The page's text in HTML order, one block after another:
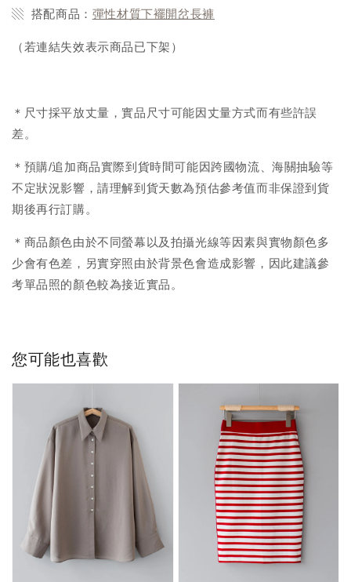
▧ 搭配商品： 彈性材質下襬開岔長褲
（若連結失效表示商品已下架）
＊尺寸採平放丈量，實品尺寸可能因丈量方式而有些許誤
差。
＊預購/追加商品實際到貨時間可能因跨國物流、海關抽驗等
不定狀況影響，請理解到貨天數為預估參考值而非保證到貨
期後再行訂購。
＊商品顏色由於不同螢幕以及拍攝光線等因素與實物顏色多
少會有色差，另實穿照由於背景色會造成影響，因此建議參
考單品照的顏色較為接近實品。
您可能也喜歡